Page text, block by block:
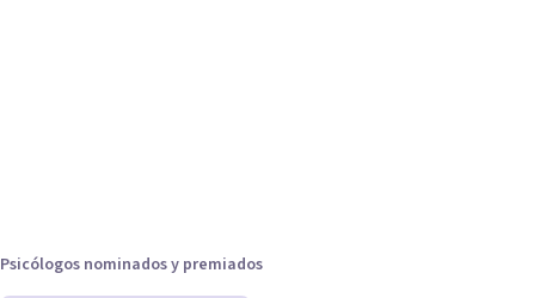
Psicólogos nominados y premiados